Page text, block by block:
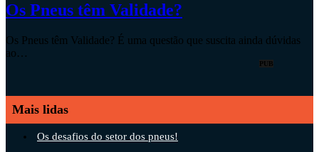
Os Pneus têm Validade?
Os Pneus têm Validade? É uma questão que suscita ainda dúvidas
ao…
PUB
Mais lidas
Os desafios do setor dos pneus!